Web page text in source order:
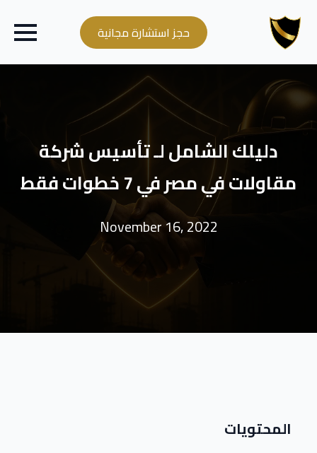
حجز استشارة مجانية
دليلك الشامل لـ تأسيس شركة
مقاولات في مصر في 7 خطوات فقط
November 16, 2022
المحتويات